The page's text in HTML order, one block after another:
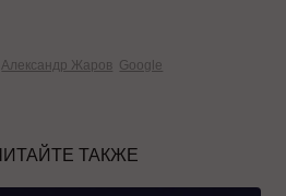
Александр Жаров Google
ТАКЖЕ